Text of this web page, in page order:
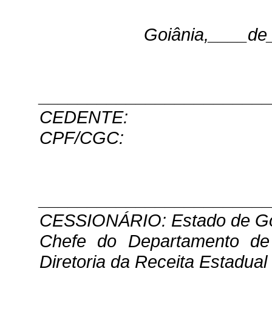
CEDENTE:
CPF/CGC:
CESSIONÁRIO: Estado de
Chefe do Departamento
Diretoria da Receita